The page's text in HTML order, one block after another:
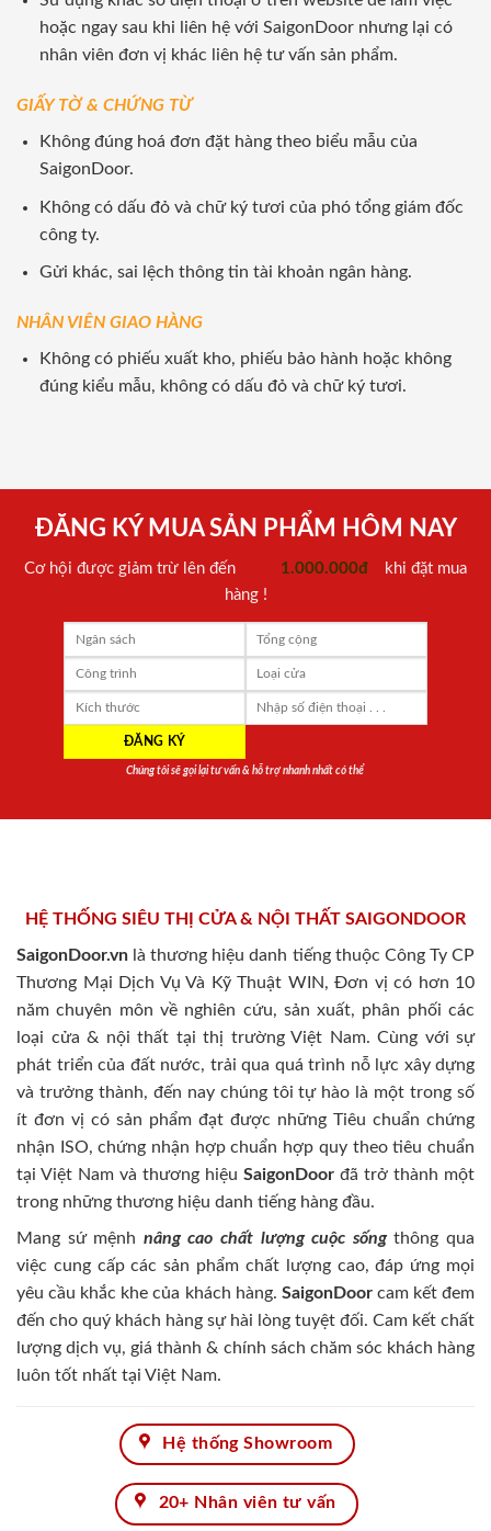
hoặc ngay sau khi liên hệ với SaigonDoor nhưng lại có
nhân viên đơn vị khác liên hệ tư vấn sản phẩm.
GIẤY TỜ & CHỨNG TỪ
Không đúng hoá đơn đặt hàng theo biểu mẫu của
SaigonDoor.
Không có dấu đỏ và chữ ký tươi của phó tổng giám đốc
công ty.
Gửi khác, sai lệch thông tin tài khoản ngân hàng.
NHÂN VIÊN GIAO HÀNG
Không có phiếu xuất kho, phiếu bảo hành hoặc không
đúng kiểu mẫu, không có dấu đỏ và chữ ký tươi.
ĐĂNG KÝ MUA SẢN PHẨM HÔM NAY
Cơ hội được giảm trừ lên đến 1.000.000đ
khi đặt mua
hàng !
Chúng tôi sẽ gọi lại tư vấn & hỗ trợ nhanh nhất có thể
HỆ THỐNG SIÊU THỊ CỬA & NỘI THẤT SAIGONDOOR
SaigonDoor.vn là thương hiệu danh tiếng thuộc Công Ty CP
Thương Mại Dịch Vụ Và Kỹ Thuật WIN, Đơn vị có hơn 10
năm chuyên môn về nghiên cứu, sản xuất, phân phối các
loại cửa & nội thất tại thị trường Việt Nam. Cùng với sự
phát triển của đất nước, trải qua quá trình nỗ lực xây dựng
và trưởng thành, đến nay chúng tôi tự hào là một trong số
ít đơn vị có sản phẩm đạt được những Tiêu chuẩn chứng
nhận ISO, chứng nhận hợp chuẩn hợp quy theo tiêu chuẩn
tại Việt Nam và thương hiệu SaigonDoor đã trở thành một
trong những thương hiệu danh tiếng hàng đầu.
Mang sứ mệnh nâng cao chất lượng cuộc sốngthông qua
việc cung cấp các sản phẩm chất lượng cao, đáp ứng mọi
yêu cầu khắc khe của khách hàng. SaigonDoorcam kết đem
đến cho quý khách hàng sự hài lòng tuyệt đối. Cam kết chất
lượng dịch vụ, giá thành & chính sách chăm sóc khách hàng
luôn tốt nhất tại Việt Nam.
Hệ thống Showroom
20+ Nhân viên tư vấn